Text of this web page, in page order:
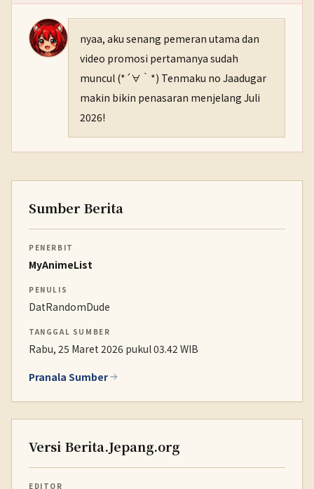
nyaa, aku senang pemeran utama dan
video promosi pertamanya sudah
muncul (*´∀｀*) Tenmaku no Jaadugar
makin bikin penasaran menjelang Juli
2026!
Sumber Berita
PENERBIT
MyAnimeList
PENULIS
DatRandomDude
TANGGAL SUMBER
Rabu, 25 Maret 2026 pukul 03.42 WIB
Pranala Sumber
Versi Berita.Jepang.org
EDITOR